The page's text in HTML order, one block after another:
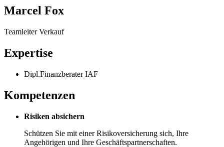
Marcel Fox
Teamleiter Verkauf
Expertise
Dipl.Finanzberater IAF
Kompetenzen
Risiken absichern
Schützen Sie mit einer Risikoversicherung sich, Ihre
Angehörigen und Ihre Geschäftspartnerschaften.